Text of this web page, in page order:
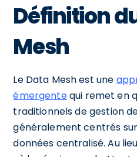
Définition
Mesh
Le Data Mesh est une
émergentequi remet en
traditionnels de gestion
généralement centrés
données centralisé. Au